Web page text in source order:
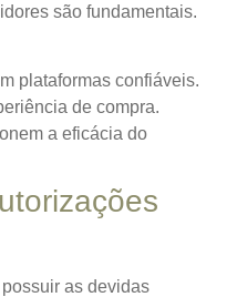
são fundamentais.
plataformas confiáveis.
de compra.
a eficácia do
as devidas